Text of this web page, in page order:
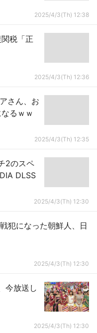
2025/4/3(Th) 12:38
税「正
2025/4/3(Th) 12:36
さん、お
るｗｗ
2025/4/3(Th) 12:35
2のスペ
DLSS
2025/4/3(Th) 12:30
犯になった朝鮮人、日
2025/4/3(Th) 12:30
今放送し
2025/4/3(Th) 12:30